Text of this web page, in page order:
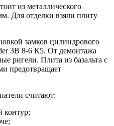
из металлического
Для отделки взяли плиту
замков цилиндрового
ЗВ 8-6 К5. От демонтажа
ригели. Плита из базальта с
предотвращает
считают:
контур;